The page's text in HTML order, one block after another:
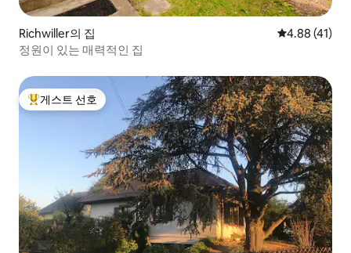
Richwiller의 집 평점 4.88점
4.88 (41)
정원이 있는 매력적인 집
상위 게스트 선호
게스트 선호